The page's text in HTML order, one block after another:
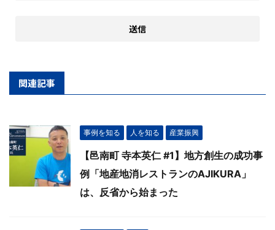
関連記事
事例を知る 人を知る 産業振興
【邑南町 寺本英仁 #1】地方創生の成功事
例「地産地消レストランのAJIKURA」
は、反省から始まった